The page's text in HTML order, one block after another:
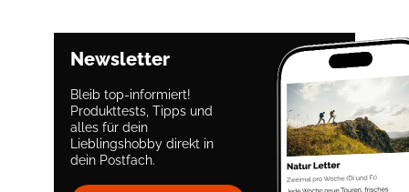
Newsletter
Bleib top-informiert!
Produkttests, Tipps und
alles für dein
Lieblingshobby direkt in
dein Postfach.